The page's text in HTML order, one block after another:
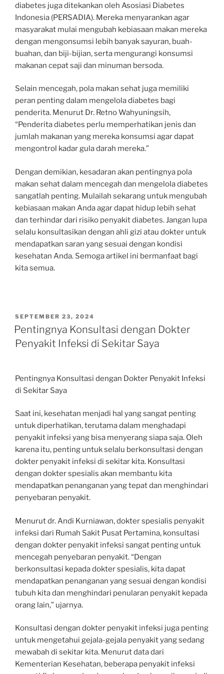
diabetes juga ditekankan oleh Asosiasi Diabetes
Indonesia (PERSADIA). Mereka menyarankan agar
masyarakat mulai mengubah kebiasaan makan mereka
dengan mengonsumsi lebih banyak sayuran, buah-
buahan, dan biji-bijian, serta mengurangi konsumsi
makanan cepat saji dan minuman bersoda.
Selain mencegah, pola makan sehat juga memiliki
peran penting dalam mengelola diabetes bagi
penderita. Menurut Dr. Retno Wahyuningsih,
“Penderita diabetes perlu memperhatikan jenis dan
jumlah makanan yang mereka konsumsi agar dapat
mengontrol kadar gula darah mereka.”
Dengan demikian, kesadaran akan pentingnya pola
makan sehat dalam mencegah dan mengelola diabetes
sangatlah penting. Mulailah sekarang untuk mengubah
kebiasaan makan Anda agar dapat hidup lebih sehat
dan terhindar dari risiko penyakit diabetes. Jangan lupa
selalu konsultasikan dengan ahli gizi atau dokter untuk
mendapatkan saran yang sesuai dengan kondisi
kesehatan Anda. Semoga artikel ini bermanfaat bagi
kita semua.
POSTED
ON
SEPTEMBER 23, 2024
Pentingnya Konsultasi dengan Dokter
Penyakit Infeksi di Sekitar Saya
Pentingnya Konsultasi dengan Dokter Penyakit Infeksi
di Sekitar Saya
Saat ini, kesehatan menjadi hal yang sangat penting
untuk diperhatikan, terutama dalam menghadapi
penyakit infeksi yang bisa menyerang siapa saja. Oleh
karena itu, penting untuk selalu berkonsultasi dengan
dokter penyakit infeksi di sekitar kita. Konsultasi
dengan dokter spesialis akan membantu kita
mendapatkan penanganan yang tepat dan menghindari
penyebaran penyakit.
Menurut dr. Andi Kurniawan, dokter spesialis penyakit
infeksi dari Rumah Sakit Pusat Pertamina, konsultasi
dengan dokter penyakit infeksi sangat penting untuk
mencegah penyebaran penyakit. “Dengan
berkonsultasi kepada dokter spesialis, kita dapat
mendapatkan penanganan yang sesuai dengan kondisi
tubuh kita dan menghindari penularan penyakit kepada
orang lain,” ujarnya.
Konsultasi dengan dokter penyakit infeksi juga penting
untuk mengetahui gejala-gejala penyakit yang sedang
mewabah di sekitar kita. Menurut data dari
Kementerian Kesehatan, beberapa penyakit infeksi